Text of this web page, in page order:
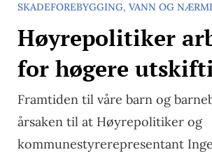
SKADEFOREBYGGING, VANN OG
Høyrepolitiker
for høgere
Framtiden til våre barn og
årsaken til at Høyrepolitiker og
kommunestyrerepresentant